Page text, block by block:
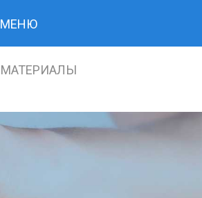
МЕНЮ
МАТЕРИАЛЫ